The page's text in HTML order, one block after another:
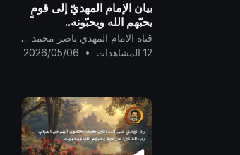
بيان الإمام المهديّ إلى قومٍ
يحبّهم الله ويحبّونه..
قناة الامام المهدي ناصر محمد اليماني
12 المشاهدات
•
2026/05/06